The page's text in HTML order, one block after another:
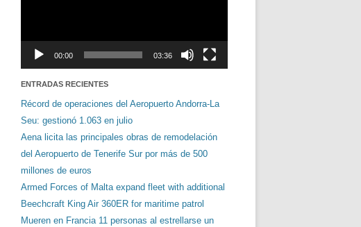
00:00 03:36
ENTRADAS RECIENTES
Récord de operaciones del Aeropuerto Andorra-La
Seu: gestionó 1.063 en julio
Aena licita las principales obras de remodelación
del Aeropuerto de Tenerife Sur por más de 500
millones de euros
Armed Forces of Malta expand fleet with additional
Beechcraft King Air 360ER for maritime patrol
Mueren en Francia 11 personas al estrellarse un